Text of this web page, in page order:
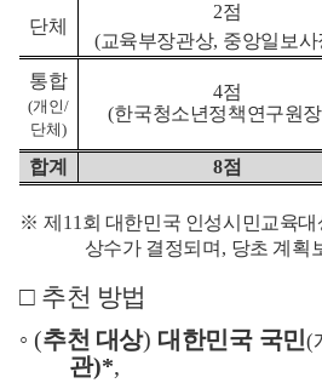
단체
2점
(교육부장관상, 중앙일보사
통합
(개인/
단체 )
4점
(한국청소년정책연구원
합계 8점
※ 제 11 회 대한민국 인성시민교육대
상수가 결정되며 , 당초 계획
□ 추천 방법
◦ (추천 대상) 대한민국 국민(
관)*,